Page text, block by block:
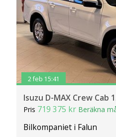
2 feb 15:41
Isuzu D-MAX Crew Cab
Pris 719 375 kr Beräkna
Bilkompaniet i Falun